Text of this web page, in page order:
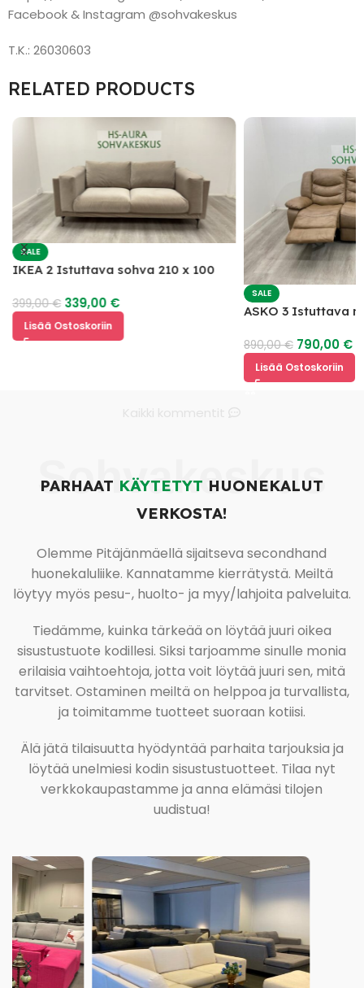
Facebook & Instagram @sohvakeskus
T.K.: 26030603
RELATED PRODUCTS
SALE
IKEA 2 Istuttava sohva 210 x 100
399,00€ 339,00 €
Lisää Ostoskoriin
SALE
ASKO 3 Istuttava
890,00€ 790,00 €
Lisää Ostoskoriin
Sohvakeskus
PARHAAT KÄYTETYT HUONEKALUT
VERKOSTA!
Olemme Pitäjänmäellä sijaitseva secondhand
huonekaluliike. Kannatamme kierrätystä. Meiltä
löytyy myös pesu-, huolto- ja myy/lahjoita palveluita.
Tiedämme, kuinka tärkeää on löytää juuri oikea
sisustustuote kodillesi. Siksi tarjoamme sinulle monia
erilaisia vaihtoehtoja, jotta voit löytää juuri sen, mitä
tarvitset. Ostaminen meiltä on helppoa ja turvallista,
ja toimitamme tuotteet suoraan kotiisi.
Älä jätä tilaisuutta hyödyntää parhaita tarjouksia ja
löytää unelmiesi kodin sisustustuotteet. Tilaa nyt
verkkokaupastamme ja anna elämäsi tilojen
uudistua!